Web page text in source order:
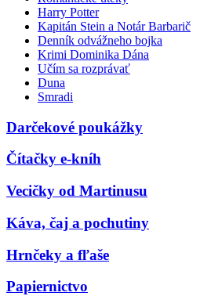
Harry Potter
Kapitán Stein a Notár Barbarič
Denník odvážneho bojka
Krimi Dominika Dána
Učím sa rozprávať
Duna
Smradi
Darčekové poukážky
Čítačky e-kníh
Vecičky od Martinusu
Káva, čaj a pochutiny
Hrnčeky a fľaše
Papiernictvo